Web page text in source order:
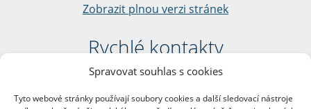
Spravovat souhlas s cookies
Tyto webové stránky používají soubory cookies a další sledovací nástroje
Zobrazit plnou verzi stránek
Rychlé kontakty
Filozofická fakulta
nám. Jana Palacha 1/2